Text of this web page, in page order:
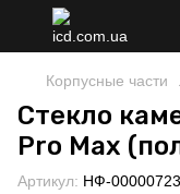
Корпусные части
Стекло
Pro Max
Артикул: НФ-00000723